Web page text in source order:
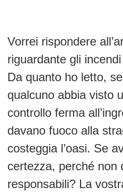
Vorrei rispondere
riguardante gli
Da quanto ho letto,
qualcuno abbia visto
controllo ferma
davano fuoco alla
costeggia l’oasi. Se
certezza, perché non
responsabili? La